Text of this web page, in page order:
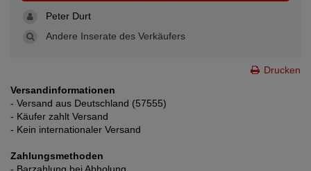
Peter Durt
Andere Inserate des Verkäufers
Drucken
Versandinformationen
- Versand aus Deutschland (57555)
- Käufer zahlt Versand
- Kein internationaler Versand
Zahlungsmethoden